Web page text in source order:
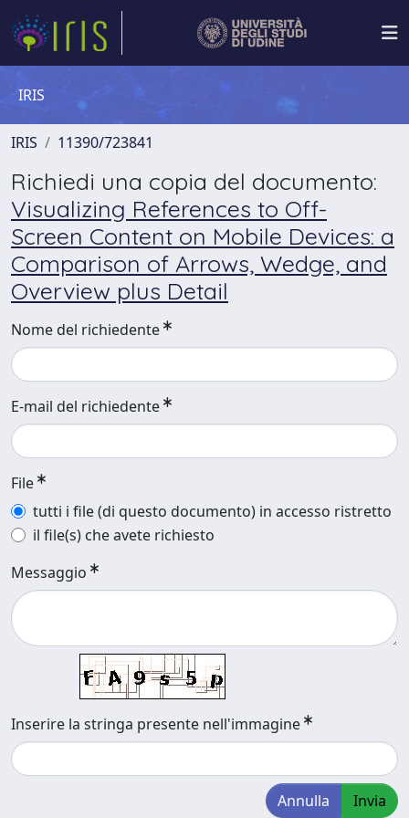
IRIS
IRIS 11390/723841
Richiedi una copia del documento:
Visualizing References to Off-
Screen Content on Mobile Devices: a
Comparison of Arrows, Wedge, and
Overview plus Detail
Nome del richiedente
E-mail del richiedente
File
tutti i file (di questo documento) in accesso ristretto
il file(s) che avete richiesto
Messaggio
Inserire la stringa presente nell'immagine
Annulla Invia